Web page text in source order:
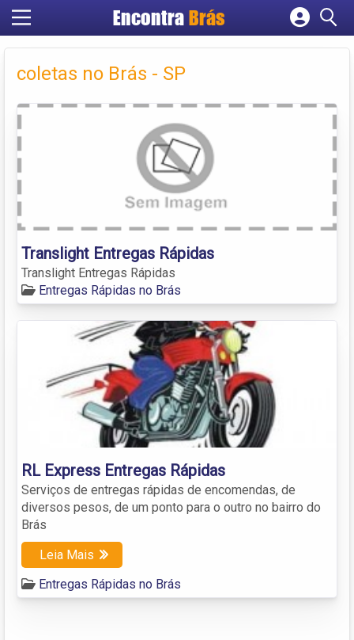
Encontra Brás
Cadastrar empresa
Criar conta
coletas no Brás - SP
Translight Entregas Rápidas
Translight Entregas Rápidas
Entregas Rápidas no Brás
RL Express Entregas Rápidas
Serviços de entregas rápidas de encomendas, de
diversos pesos, de um ponto para o outro no bairro do
Brás
Leia Mais
Entregas Rápidas no Brás